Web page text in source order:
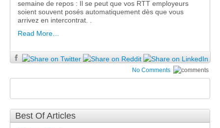
semaine de repos : Il se peut que vos RTT employeurs
soient souvent posés automatiquement dès que vous
arrivez en intercontrat. .
Read More…
No Comments
Best Of Articles